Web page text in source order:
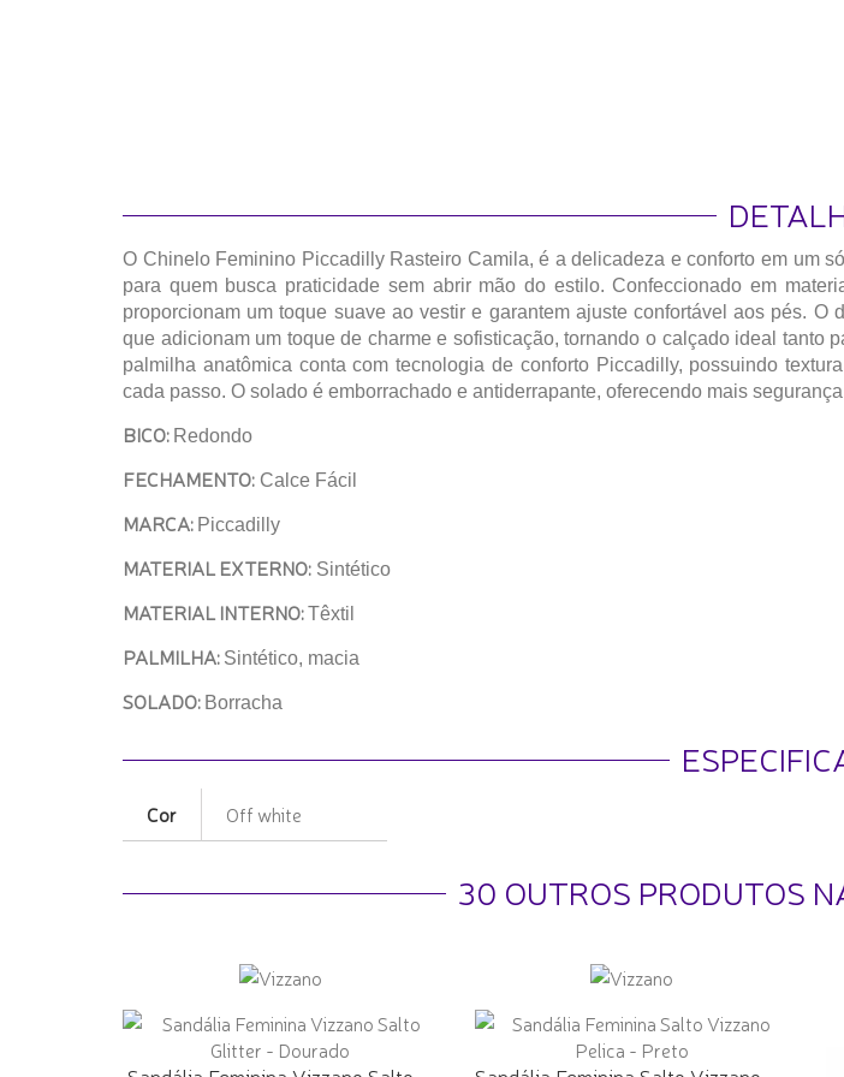
O Chinelo Feminino Piccadilly Rasteiro Camila, é a delicadeza e conforto em um
para quem busca praticidade sem abrir mão do estilo. Confeccionado em
proporcionam um toque suave ao vestir e garantem ajuste confortável aos pés.
que adicionam um toque de charme e sofisticação, tornando o calçado ideal tanto
palmilha anatômica conta com tecnologia de conforto Piccadilly, possuindo
cada passo. O solado é emborrachado e antiderrapante, oferecendo mais
BICO: Redondo
FECHAMENTO: Calce Fácil
MARCA: Piccadilly
MATERIAL EXTERNO: Sintético
MATERIAL INTERNO:Têxtil
PALMILHA: Sintético, macia
SOLADO: Borracha
Cor Off white
30 OUTROS PRODUTOS